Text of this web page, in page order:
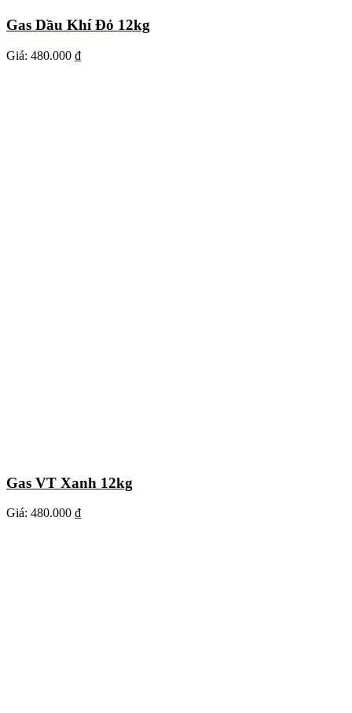
Gas Dầu Khí Đỏ 12kg
Giá: 480.000 ₫
Gas VT Xanh 12kg
Giá: 480.000 ₫